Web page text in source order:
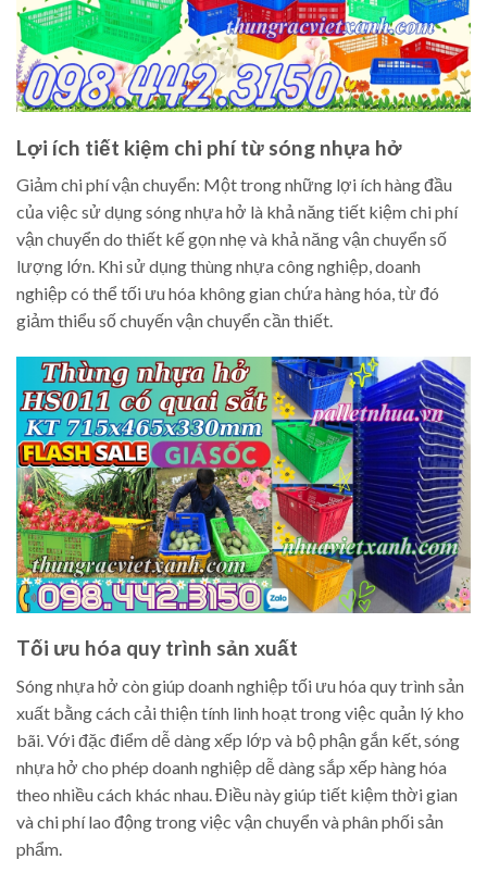
Lợi ích tiết kiệm chi phí từ sóng nhựa hở
Giảm chi phí vận chuyển: Một trong những lợi ích hàng đầu
của việc sử dụng sóng nhựa hở là khả năng tiết kiệm chi phí
vận chuyển do thiết kế gọn nhẹ và khả năng vận chuyển số
lượng lớn. Khi sử dụng thùng nhựa công nghiệp, doanh
nghiệp có thể tối ưu hóa không gian chứa hàng hóa, từ đó
giảm thiểu số chuyến vận chuyển cần thiết.
Tối ưu hóa quy trình sản xuất
Sóng nhựa hở còn giúp doanh nghiệp tối ưu hóa quy trình sản
xuất bằng cách cải thiện tính linh hoạt trong việc quản lý kho
bãi. Với đặc điểm dễ dàng xếp lớp và bộ phận gắn kết, sóng
nhựa hở cho phép doanh nghiệp dễ dàng sắp xếp hàng hóa
theo nhiều cách khác nhau. Điều này giúp tiết kiệm thời gian
và chi phí lao động trong việc vận chuyển và phân phối sản
phẩm.